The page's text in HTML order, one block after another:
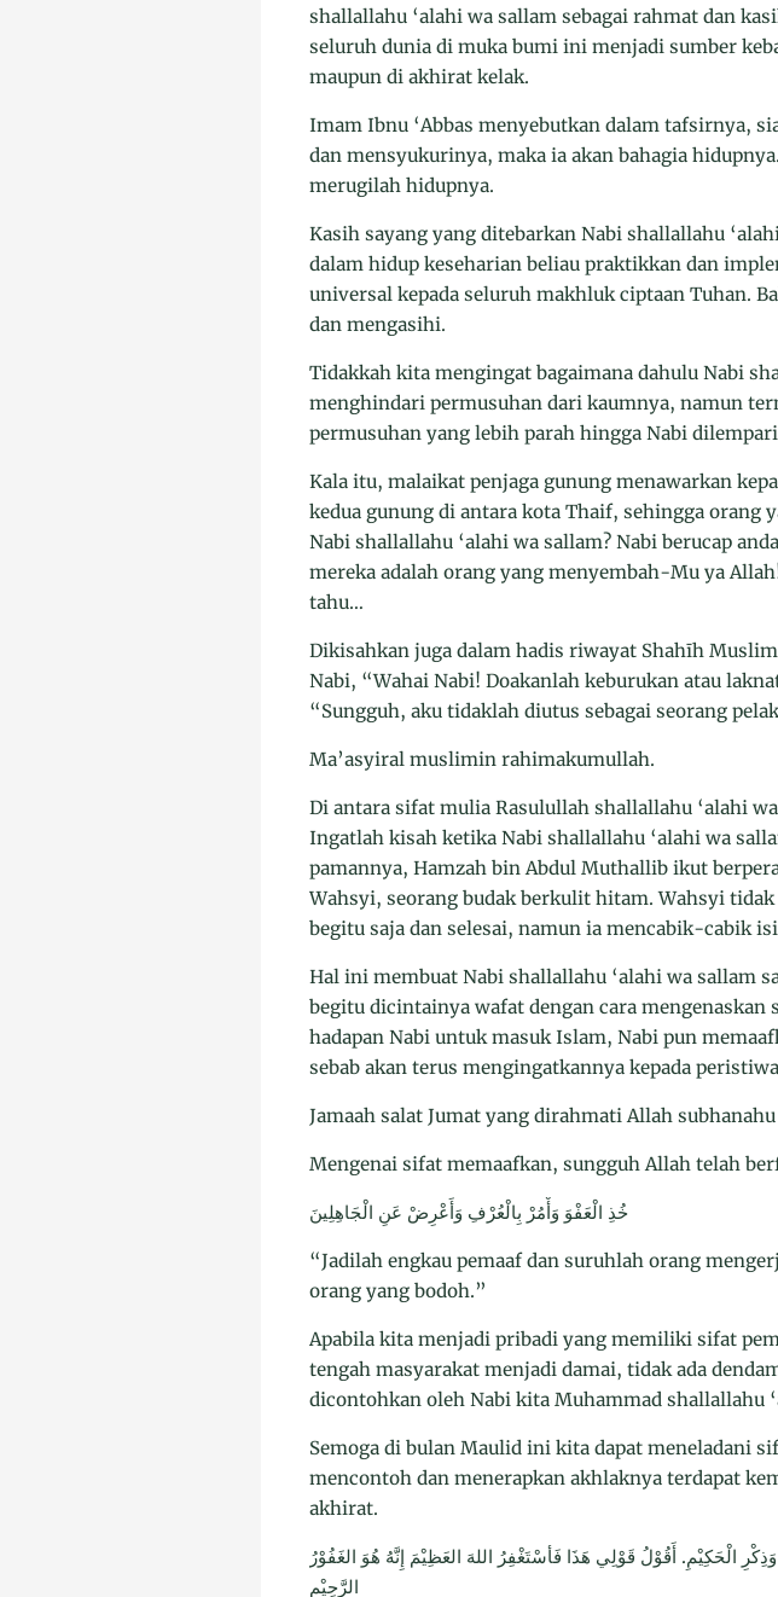
shallallahu ‘alahi wa sallam sebagai rahmat dan
seluruh dunia di muka bumi ini menjadi sumber
maupun di akhirat kelak.
Imam Ibnu ‘Abbas menyebutkan dalam tafsirnya,
dan mensyukurinya, maka ia akan bahagia
merugilah hidupnya.
Kasih sayang yang ditebarkan Nabi shallallahu
dalam hidup keseharian beliau praktikkan dan
universal kepada seluruh makhluk ciptaan Tuhan.
dan mengasihi.
Tidakkah kita mengingat bagaimana dahulu Nabi
menghindari permusuhan dari kaumnya, namun
permusuhan yang lebih parah hingga Nabi
Kala itu, malaikat penjaga gunung menawarkan
kedua gunung di antara kota Thaif, sehingga orang
Nabi shallallahu ‘alahi wa sallam? Nabi berucap
mereka adalah orang yang menyembah-Mu ya
tahu…
Dikisahkan juga dalam hadis riwayat Shahīh
Nabi, “Wahai Nabi! Doakanlah keburukan atau
“Sungguh, aku tidaklah diutus sebagai seorang
Ma’asyiral muslimin rahimakumullah.
Di antara sifat mulia Rasulullah shallallahu ‘alahi
Ingatlah kisah ketika Nabi shallallahu ‘alahi wa
pamannya, Hamzah bin Abdul Muthallib ikut
Wahsyi, seorang budak berkulit hitam. Wahsyi
begitu saja dan selesai, namun ia mencabik-cabik
Hal ini membuat Nabi shallallahu ‘alahi wa sallam
begitu dicintainya wafat dengan cara
hadapan Nabi untuk masuk Islam, Nabi pun
sebab akan terus mengingatkannya kepada
Jamaah salat Jumat yang dirahmati Allah subhanahu
Mengenai sifat memaafkan, sungguh Allah telah
خُذِ الْعَفْوَ وَأْمُرْ بِالْعُرْفِ وَأَعْرِضْ عَنِ الْجَاهِلِينَ
“Jadilah engkau pemaaf dan suruhlah orang
orang yang bodoh.”
Apabila kita menjadi pribadi yang memiliki sifat
tengah masyarakat menjadi damai, tidak ada
dicontohkan oleh Nabi kita Muhammad shallallahu
Semoga di bulan Maulid ini kita dapat meneladani
mencontoh dan menerapkan akhlaknya terdapat
akhirat.
الْحَكِيْمِ. أَقُوْلُ قَوْلِي هَذَا فَأسْتَغْفِرُ اللهَ العَظِيْمَ إِنَّهُ هُوَ الغَفُوْرُ
الرَّحِيْم